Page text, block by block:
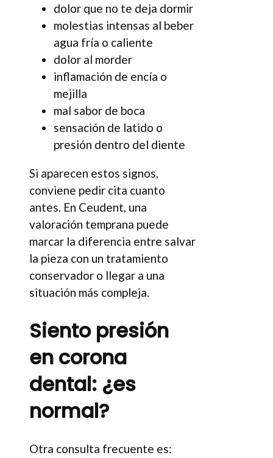
dolor que no te deja dormir
molestias intensas al beber
agua fría o caliente
dolor al morder
inflamación de encía o
mejilla
mal sabor de boca
sensación de latido o
presión dentro del diente
Si aparecen estos signos,
conviene pedir cita cuanto
antes. En Ceudent, una
valoración temprana puede
marcar la diferencia entre salvar
la pieza con un tratamiento
conservador o llegar a una
situación más compleja.
Siento presión
en corona
dental: ¿es
normal?
Otra consulta frecuente es: